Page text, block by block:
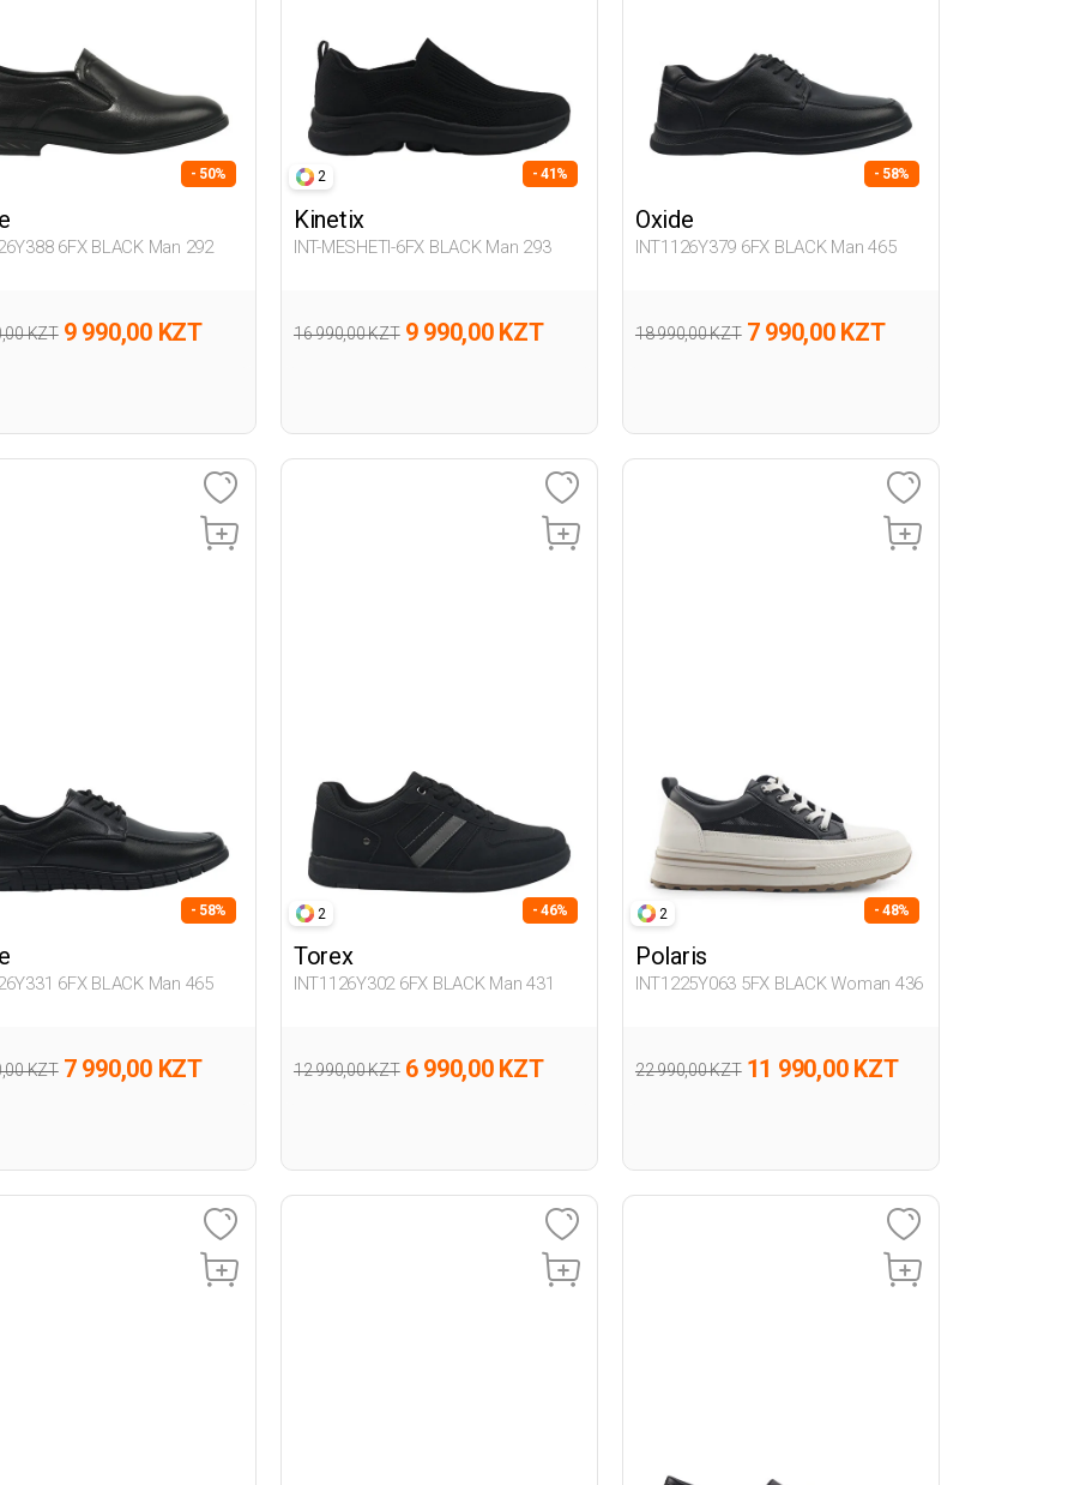
- 50%
6FX BLACK Man 292
KZT 9 990,00 KZT
2 - 41%
Kinetix
INT-MESHETI-6FX BLACK Man 293
16 990,00 KZT 9 990,00 KZT
- 58%
Oxide
INT1126Y379 6FX BLACK Man 465
18 990,00 KZT 7 990,00 KZT
- 58%
6FX BLACK Man 465
KZT 7 990,00 KZT
2 - 46%
Torex
INT1126Y302 6FX BLACK Man 431
12 990,00 KZT 6 990,00 KZT
2 - 48%
Polaris
INT1225Y063 5FX BLACK Woman 436
22 990,00 KZT 11 990,00 KZT